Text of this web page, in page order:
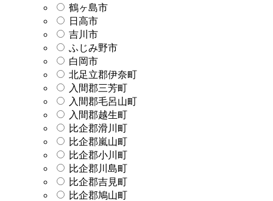
鶴ヶ島市
日高市
吉川市
ふじみ野市
白岡市
北足立郡伊奈町
入間郡三芳町
入間郡毛呂山町
入間郡越生町
比企郡滑川町
比企郡嵐山町
比企郡小川町
比企郡川島町
比企郡吉見町
比企郡鳩山町